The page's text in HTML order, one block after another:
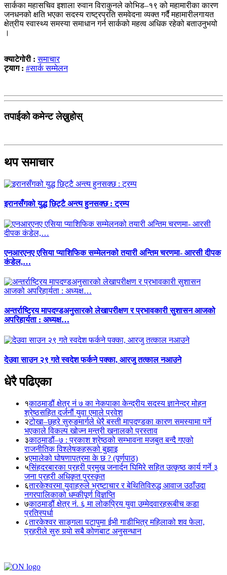
सार्कका महासचिव इशाला रुवान विराकुनले कोभिड–१९ को महामारीका कारण
जनधनको क्षति भएका सदस्य राष्ट्रप्रति समवेदना व्यक्त गर्दै महामारीलगायत
क्षेत्रीय स्वास्थ्य समस्या समाधान गर्न सार्कको महत्व अधिक रहेको बताउनुभयो
।
क्याटेगोरी :समाचार
ट्याग : #सार्क सम्मेलन
तपाईको कमेन्ट लेख्नुहोस्
थप समाचार
इरानसँगको युद्ध छिट्टै अन्त्य हुनसक्छ : ट्रम्प
एनआरएनए एसिया प्याशिफिक सम्मेलनको तयारी अन्तिम चरणमा- आरसी दीपक
कंडेल,…
अन्तर्राष्ट्रिय मापदण्डअनुसारको लेखापरीक्षण र प्रभावकारी सुशासन आजको
अपरिहार्यता : अध्यक्ष…
देउवा साउन २९ गते स्वदेश फर्कने पक्का, आरजु तत्काल नआउने
धेरै पढिएका
१काठमाडौं क्षेत्र नं ७ का नेकपाका केन्द्रीय सदस्य ज्ञानेन्द्र मोहन
श्रेष्ठसहित दर्जनौं युवा एमाले प्रवेश
२टोखा–छहरे सुरुङमार्गले धेरै बस्ती मापदण्डका कारण समस्यामा पर्ने
भएकाले विकल्प खोज्न मन्त्री खनालको प्रस्ताव
३काठमाडौं–७ : प्रकाश श्रेष्ठको सम्भावना मजबुत बन्दै गएको
राजनीतिक विश्लेषकहरूको बुझाइ
४एमालेको घोषणापत्रमा के छ ? (पूर्णपाठ)
५सिंहदरबारका प्रहरी प्रमुख जनार्दन घिमिरे सहित उत्कृष्ठ कार्य गर्ने ३
जना प्रहरी अधिकृत पुरस्कृत
६तारकेश्वरमा युवाहरुले भ्रष्टाचार र बेथितिविरुद्ध आवाज उठाँउदा
नगरपालिकाको धम्कीपूर्ण विज्ञप्ति
७काठमाडौं क्षेत्र नं. ६ मा लोकप्रिय युवा उम्मेदवारहरूबीच कडा
प्रतिस्पर्धा
८तारकेश्वर साङ्गला पटापुमा ईभी गाडीभित्र महिलाको शव फेला,
प्रहरीले सुरु गर्‍यो सबै कोणबाट अनुसन्धान